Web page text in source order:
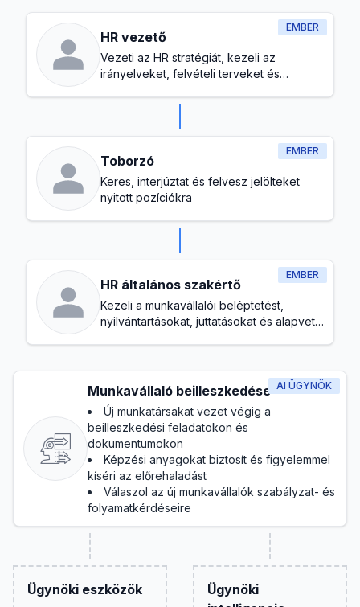
EMBER
HR vezető
Vezeti az HR stratégiát, kezeli az
irányelveket, felvételi terveket és
EMBER
Toborzó
Keres, interjúztat és felvesz jelölteket
nyitott pozíciókra
EMBER
HR általános szakértő
Kezeli a munkavállalói beléptetést,
nyilvántartásokat, juttatásokat és alapvető
AI ÜGYNÖK
Munkavállaló beilleszkedése
Új munkatársakat vezet végig a
beilleszkedési feladatokon és
dokumentumokon
Képzési anyagokat biztosít és figyelemmel
kíséri az előrehaladást
Válaszol az új munkavállalók szabályzat- és
folyamatkérdéseire
Ügynöki eszközök
Ügynöki